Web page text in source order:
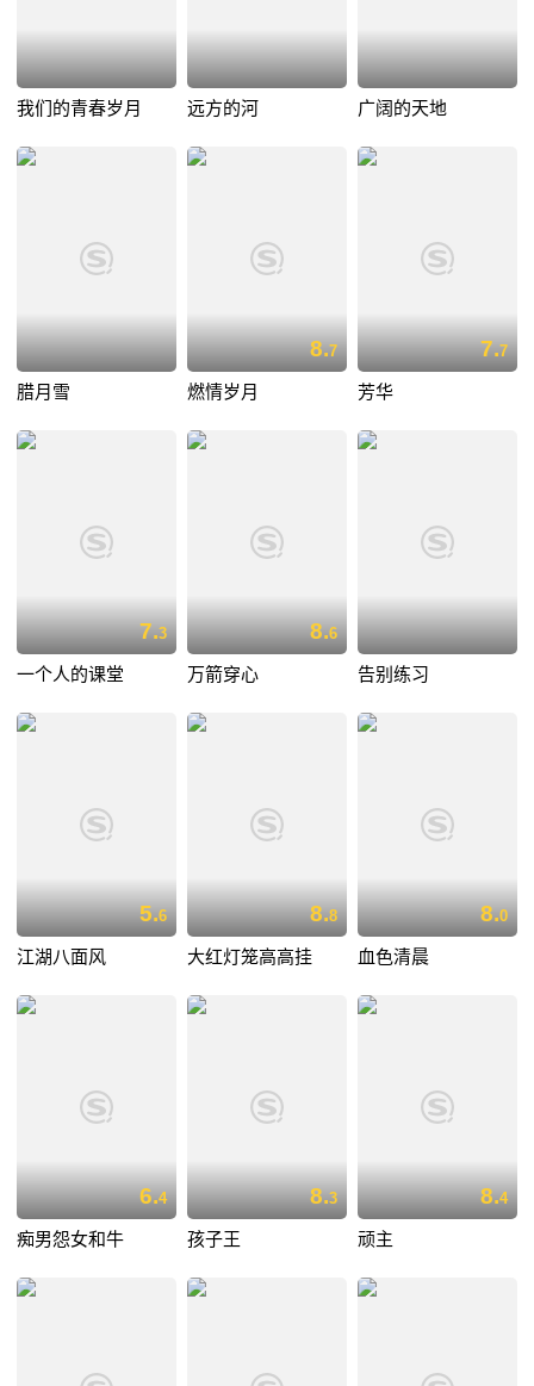
我们的青春岁月 远方的河 广阔的天地
腊月雪
8.7
燃情岁月
7.7
芳华
7.3
一个人的课堂
8.6
万箭穿心 告别练习
5.6
江湖八面风
8.8
大红灯笼高高挂
8.0
血色清晨
6.4
痴男怨女和牛
8.3
孩子王
8.4
顽主